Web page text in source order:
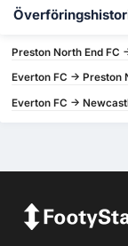
Preston North End FC
Everton FC -> Preston
Everton FC ->